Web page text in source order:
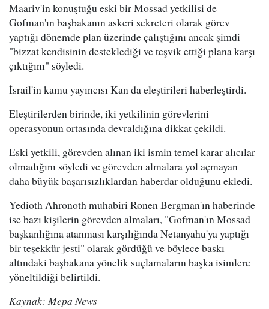
Maariv'in konuştuğu eski bir Mossad yetkilisi de
Gofman'ın başbakanın askeri sekreteri olarak görev
yaptığı dönemde plan üzerinde çalıştığını ancak şimdi
"bizzat kendisinin desteklediği ve teşvik ettiği plana karşı
çıktığını" söyledi.
İsrail'in kamu yayıncısı Kan da eleştirileri haberleştirdi.
Eleştirilerden birinde, iki yetkilinin görevlerini
operasyonun ortasında devraldığına dikkat çekildi.
Eski yetkili, görevden alınan iki ismin temel karar alıcılar
olmadığını söyledi ve görevden almalara yol açmayan
daha büyük başarısızlıklardan haberdar olduğunu ekledi.
Yedioth Ahronoth muhabiri Ronen Bergman'ın haberinde
ise bazı kişilerin görevden almaları, "Gofman'ın Mossad
başkanlığına atanması karşılığında Netanyahu'ya yaptığı
bir teşekkür jesti" olarak gördüğü ve böylece baskı
altındaki başbakana yönelik suçlamaların başka isimlere
yöneltildiği belirtildi.
Kaynak: Mepa News